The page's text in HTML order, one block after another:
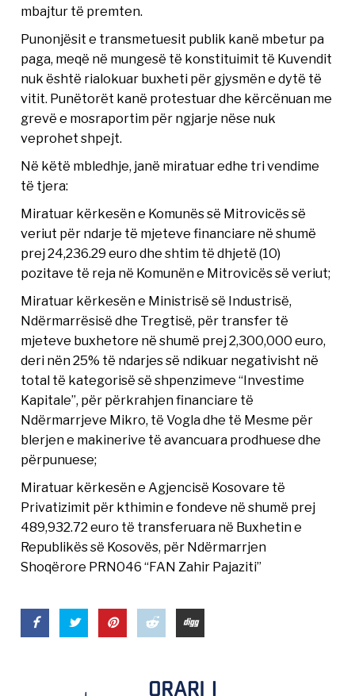
mbajtur të premten.
Punonjësit e transmetuesit publik kanë mbetur pa
paga, meqë në mungesë të konstituimit të Kuvendit
nuk është rialokuar buxheti për gjysmën e dytë të
vitit. Punëtorët kanë protestuar dhe kërcënuan me
grevë e mosraportim për ngjarje nëse nuk
veprohet shpejt.
Në këtë mbledhje, janë miratuar edhe tri vendime
të tjera:
Miratuar kërkesën e Komunës së Mitrovicës së
veriut për ndarje të mjeteve financiare në shumë
prej 24,236.29 euro dhe shtim të dhjetë (10)
pozitave të reja në Komunën e Mitrovicës së veriut;
Miratuar kërkesën e Ministrisë së Industrisë,
Ndërmarrësisë dhe Tregtisë, për transfer të
mjeteve buxhetore në shumë prej 2,300,000 euro,
deri nën 25% të ndarjes së ndikuar negativisht në
total të kategorisë së shpenzimeve “Investime
Kapitale”, për përkrahjen financiare të
Ndërmarrjeve Mikro, të Vogla dhe të Mesme për
blerjen e makinerive të avancuara prodhuese dhe
përpunuese;
Miratuar kërkesën e Agjencisë Kosovare të
Privatizimit për kthimin e fondeve në shumë prej
489,932.72 euro të transferuara në Buxhetin e
Republikës së Kosovës, për Ndërmarrjen
Shoqërore PRN046 “FAN Zahir Pajaziti”